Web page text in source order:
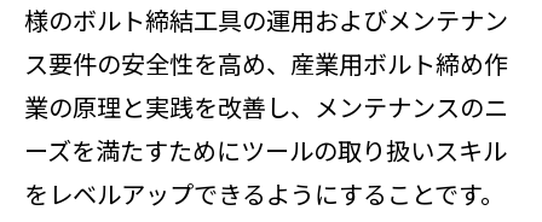
様のボルト締結工具の運用およびメンテナン
ス要件の安全性を高め、産業用ボルト締め作
業の原理と実践を改善し、メンテナンスのニ
ーズを満たすためにツールの取り扱いスキル
をレベルアップできるようにすることです。